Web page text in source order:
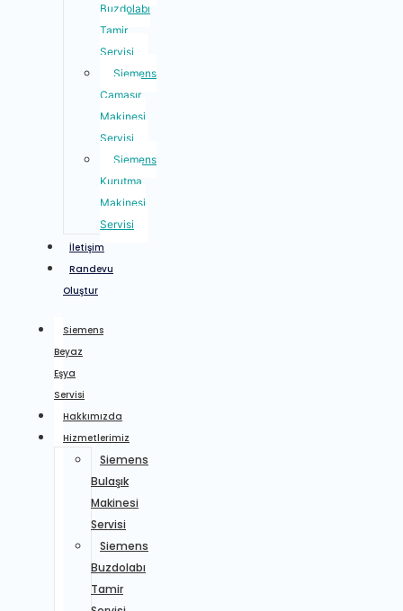
Buzdolabı
Tamir
Servisi
Siemens
Çamaşır
Makinesi
Servisi
Siemens
Kurutma
Makinesi
Servisi
İletişim
Randevu
Oluştur
Siemens
Beyaz
Eşya
Servisi
Hakkımızda
Hizmetlerimiz
Siemens
Bulaşık
Makinesi
Servisi
Siemens
Buzdolabı
Tamir